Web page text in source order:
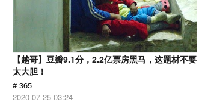
【越哥】豆瓣9.1分，2.2亿票房黑马，这题材不要
太大胆！
# 365
2020-07-25 03:24